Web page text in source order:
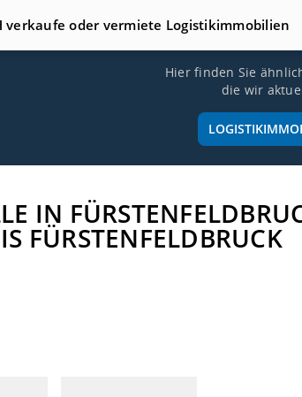
verkaufe oder vermiete Logistikimmobilien
Hier finden Sie
die wir
IN
FÜRSTENFELDBRUCK